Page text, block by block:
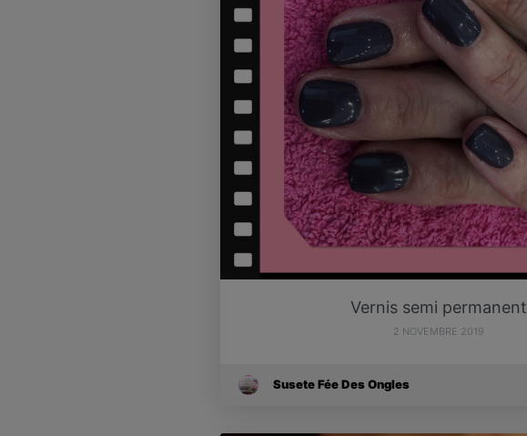
Vernis semi permanent
2 NOVEMBRE 2019
Susete Fée Des Ongles